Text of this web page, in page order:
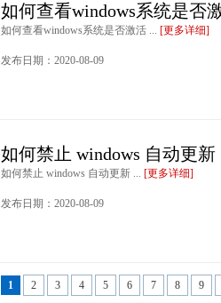
如何查看windows系统是否
如何查看windows系统是否激活 ... [更多详细]
发布日期：2020-08-09
如何禁止 windows 自动更新
如何禁止 windows 自动更新 ... [更多详细]
发布日期：2020-08-09
1 2 3 4 5 6 7 8 9